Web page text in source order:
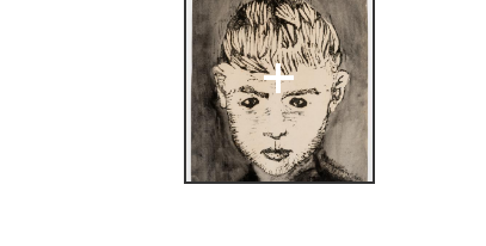
+